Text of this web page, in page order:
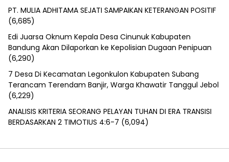
PT. MULIA ADHITAMA SEJATI SAMPAIKAN KETERANGAN POSITIF
(6,685)
Edi Juarsa Oknum Kepala Desa Cinunuk Kabupaten
Bandung Akan Dilaporkan ke Kepolisian Dugaan Penipuan
(6,290)
7 Desa Di Kecamatan Legonkulon Kabupaten Subang
Terancam Terendam Banjir, Warga Khawatir Tanggul Jebol
(6,229)
ANALISIS KRITERIA SEORANG PELAYAN TUHAN DI ERA TRANSISI
BERDASARKAN 2 TIMOTIUS 4:6-7 (6,094)